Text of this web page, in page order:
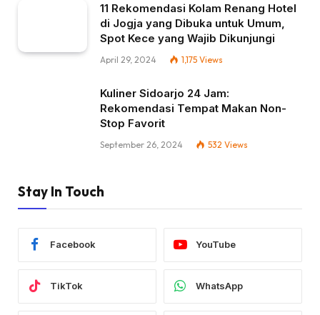
11 Rekomendasi Kolam Renang Hotel
di Jogja yang Dibuka untuk Umum,
Spot Kece yang Wajib Dikunjungi
April 29, 2024 1,175 Views
Kuliner Sidoarjo 24 Jam:
Rekomendasi Tempat Makan Non-
Stop Favorit
September 26, 2024 532 Views
Stay In Touch
Facebook YouTube
TikTok WhatsApp